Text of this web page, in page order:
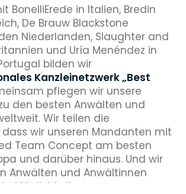
BonelliErede in Italien, Bredin
De Brauw Blackstone
Niederlanden, Slaughter and
und Uría Menéndez in
bilden wir
Kanzleinetzwerk „Best
pflegen wir unsere
den besten Anwälten und
Wir teilen die
dass wir unseren Mandanten mit
Team Concept am besten
und darüber hinaus. Und wir
Anwälten und Anwältinnen
Möglichkeit